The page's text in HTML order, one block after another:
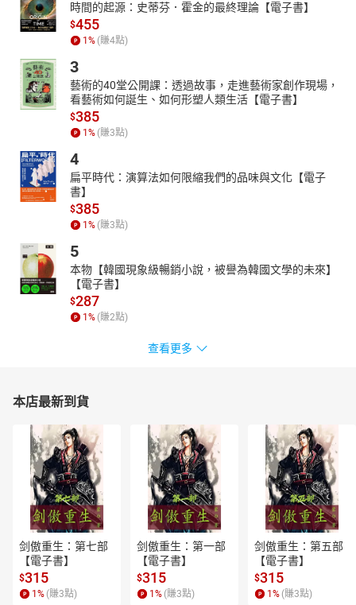
時間的起源：史蒂芬．霍金的最終理論【電子書】
$455
1 % (賺4點)
3
藝術的40堂公開課：透過故事，走進藝術家創作現場，
看藝術如何誕生、如何形塑人類生活【電子書】
$385
1 % (賺3點)
4
扁平時代：演算法如何限縮我們的品味與文化【電子
書】
$385
1 % (賺3點)
5
本物【韓國現象級暢銷小說，被譽為韓國文學的未來】
【電子書】
$287
1 % (賺2點)
查看更多
本店最新到貨
剑傲重生：第七部
【電子書】
$315
1 % (賺3點)
剑傲重生：第一部
【電子書】
$315
1 % (賺3點)
剑傲重生：第五部
【電子書】
$315
1 % (賺3點)